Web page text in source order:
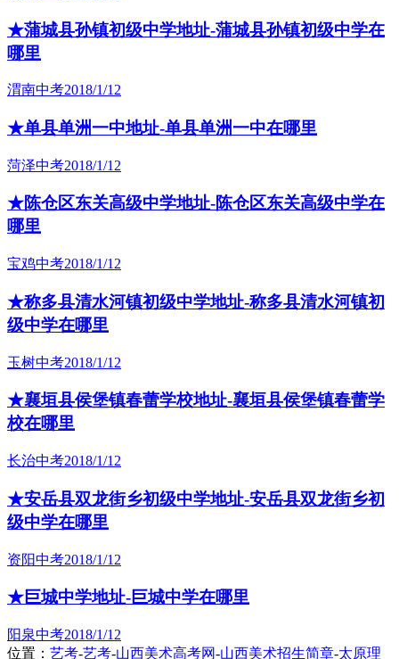
★蒲城县孙镇初级中学地址-蒲城县孙镇初级中学在
哪里
渭南中考2018/1/12
★单县单洲一中地址-单县单洲一中在哪里
菏泽中考2018/1/12
★陈仓区东关高级中学地址-陈仓区东关高级中学在
哪里
宝鸡中考2018/1/12
★称多县清水河镇初级中学地址-称多县清水河镇初
级中学在哪里
玉树中考2018/1/12
★襄垣县侯堡镇春蕾学校地址-襄垣县侯堡镇春蕾学
校在哪里
长治中考2018/1/12
★安岳县双龙街乡初级中学地址-安岳县双龙街乡初
级中学在哪里
资阳中考2018/1/12
★巨城中学地址-巨城中学在哪里
阳泉中考2018/1/12
位置： 艺考-艺考-山西美术高考网-山西美术招生简章-太原理